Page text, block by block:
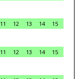
11 12 13 14
15
11 12 13 14
15